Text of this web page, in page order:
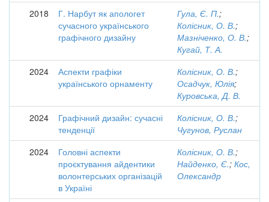
2018
Г. Нарбут як апологет
сучасного українського
графічного дизайну
Гула, Є. П.;
Колісник, О. В.;
Мазніченко, О. В.;
Кугай, Т. А.
2024
Аспекти графіки
українського орнаменту
Колісник, О. В.;
Осадчук, Юлія;
Куровська, Д. В.
2024
Графічний дизайн: сучасні
тенденції
Колісник, О. В.;
Чугунов, Руслан
2024
Головні аспекти
проєктування айдентики
волонтерських організацій
в Україні
Колісник, О. В.;
Найденко, Є.; Кос,
Олександр